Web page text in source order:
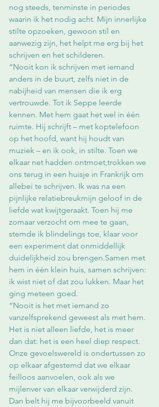
nog steeds, tenminste in periodes
waarin ik het nodig acht. Mijn innerlijke
stilte opzoeken, gewoon stil en
aanwezig zijn, het helpt me erg bij het
schrijven en het schilderen.
“Nooit kon ik schrijven met iemand
anders in de buurt, zelfs niet in de
nabijheid van mensen die ik erg
vertrouwde. Tot ik Seppe leerde
kennen. Met hem gaat het wel in één
ruimte. Hij schrijft – met koptelefoon
op het hoofd, want hij houdt van
muziek – en ik ook, in stilte. Toen we
elkaar net hadden ontmoet,trokken we
ons terug in een huisje in Frankrijk om
allebei te schrijven. Ik was na een
pijnlijke relatiebreukmijn geloof in de
liefde wat kwijtgeraakt. Toen hij me
zomaar verzocht om mee te gaan,
stemde ik blindelings toe, klaar voor
een experiment dat onmiddellijk
duidelijkheid zou brengen.Samen met
hem in één klein huis, samen schrijven:
ik wist niet of dat zou lukken. Maar het
ging meteen goed.
“Nooit is het met iemand zo
vanzelfsprekend geweest als met hem.
Het is niet alleen liefde, het is meer
dan dat: het is een heel diep respect.
Onze gevoelswereld is ondertussen zo
op elkaar afgestemd dat we elkaar
feilloos aanvoelen, ook als we
mijlenver van elkaar verwijderd zijn.
Dan belt hij me bijvoorbeeld vanuit